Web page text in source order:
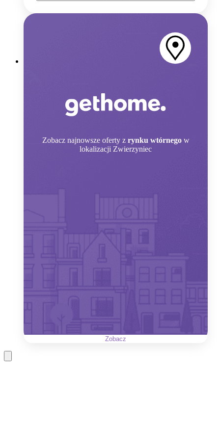
Zobacz najnowsze oferty z rynku wtórnego w
lokalizacji Zwierzyniec
Zobacz